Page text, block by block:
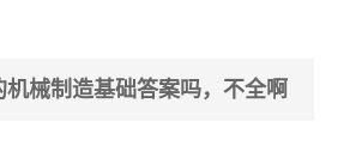
械制造基础答案吗，不全啊